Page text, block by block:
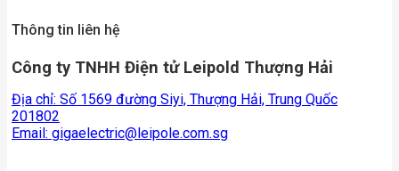
Thông tin liên hệ
Công ty TNHH Điện tử Leipold Thượng Hải
Địa chỉ: Số 1569 đường Siyi, Thượng Hải, Trung Quốc
201802
Email: gigaelectric@leipole.com.sg